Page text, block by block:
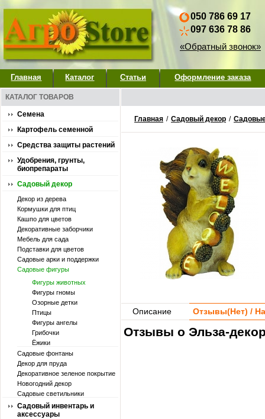
050 786 69 17
097 636 78 86
«Обратный звонок»
Главная Каталог Статьи Оформление заказа
КАТАЛОГ ТОВАРОВ
Семена
Картофель семенной
Средства защиты растений
Удобрения, грунты,
биопрепараты
Садовый декор
Декор из дерева
Кормушки для птиц
Кашпо для цветов
Декоративные заборчики
Мебель для сада
Подставки для цветов
Садовые арки и поддержки
Садовые фигуры
Фигуры животных
Фигуры гномы
Озорные детки
Птицы
Фигуры ангелы
Грибочки
Ёжики
Садовые фонтаны
Декор для пруда
Декоративное зеленое покрытие
Новогодний декор
Садовые светильники
Садовый инвентарь и
аксессуары
Главная / Садовый декор /
Описание Отзывы(Нет) /
Отзывы о Эльза-